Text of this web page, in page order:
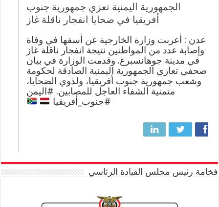
الجمهورية اليمنية تعزي جمهورية جنوب
أفريقيا في ضحايا انفجار ناقلة غاز
عدن : أعربت وزارة الخارجية عن أسفها في وفاة
وإصابة عدد من المواطنين نتيجة انفجار ناقلة غاز
في مدينة جوهانسبرغ. وقدمت الوزارة في بيان
صحفي تعازي الجمهورية اليمنية الصادقة لحكومة
وشعب جمهورية جنوب أفريقيا، ولذوي الضحايا،
متمنية الشفاء العاجل للمصابين. #اليمن
#جنوب_أفريقيا
فخامة رئيس مجلس القيادة الرئاسي